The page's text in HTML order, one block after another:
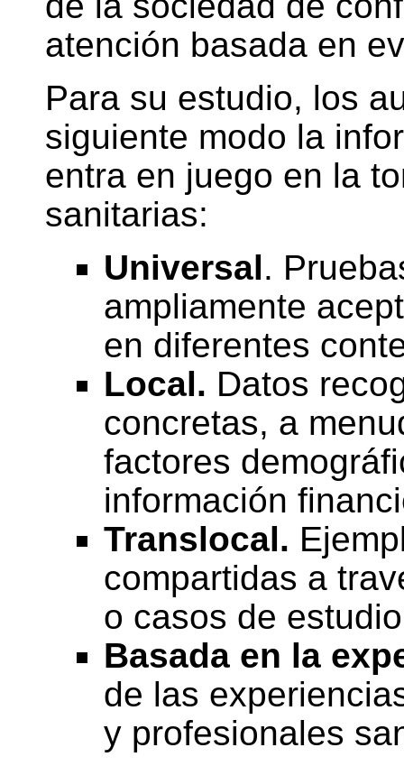
atención basada en
Para su estudio, los
siguiente modo la
entra en juego en la
sanitarias:
Universal.
ampliamente
en diferentes
Local. Datos
concretas, a
factores
información
Translocal.
compartidas a
o casos de
Basada en la
de las
y profesionales